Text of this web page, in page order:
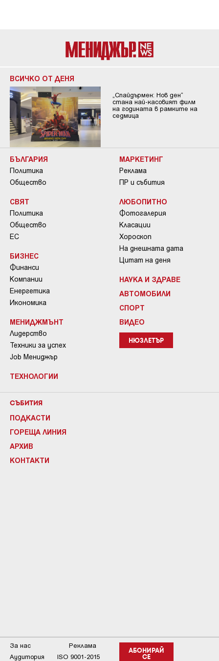
ВСИЧКО ОТ ДЕНЯ
„Спайдърмен: Нов ден“
стана най-касовият филм
на годината в рамките на
седмица
БЪЛГАРИЯ
Политика
Общество
СВЯТ
Политика
Общество
ЕС
БИЗНЕС
Финанси
Компании
Енергетика
Икономика
МЕНИДЖМЪНТ
Лидерство
Техники за успех
Job Мениджър
ТЕХНОЛОГИИ
МАРКЕТИНГ
Реклама
ПР и събития
ЛЮБОПИТНО
Фотогалерия
Класации
Хороскоп
На днешната дата
Цитат на деня
НАУКА И ЗДРАВЕ
АВТОМОБИЛИ
СПОРТ
ВИДЕО
НЮЗЛЕТЪР
СЪБИТИЯ
ПОДКАСТИ
ГОРЕЩА ЛИНИЯ
АРХИВ
КОНТАКТИ
АБОНИРАЙ
СЕ
За нас
Реклама
Аудитория
ISO 9001-2015